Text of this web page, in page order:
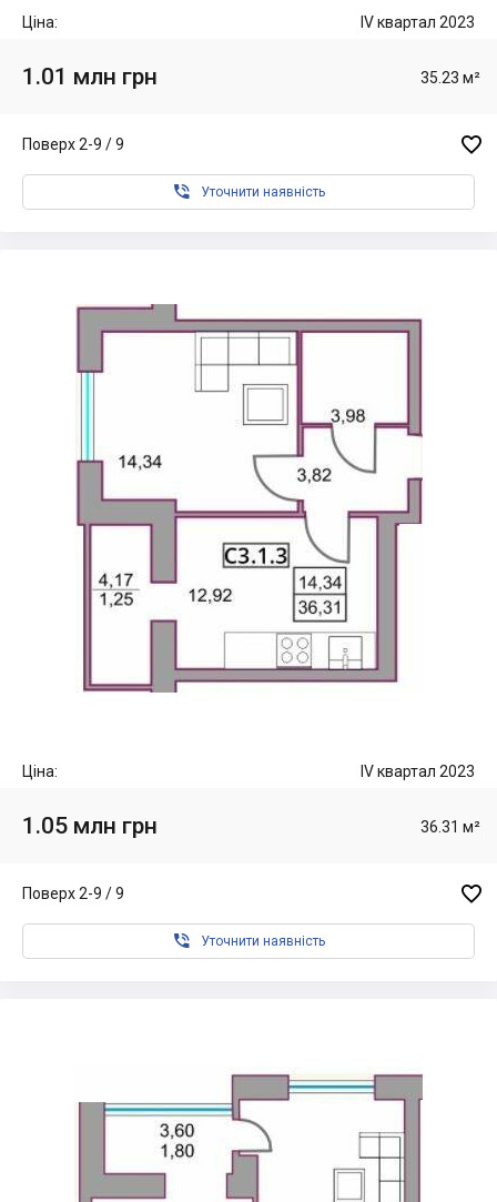
Ціна: IV квартал 2023
1.01 млн грн 35.23 м²
Поверх 2-9 / 9 
 Уточнити наявність
Ціна: IV квартал 2023
1.05 млн грн 36.31 м²
Поверх 2-9 / 9 
 Уточнити наявність